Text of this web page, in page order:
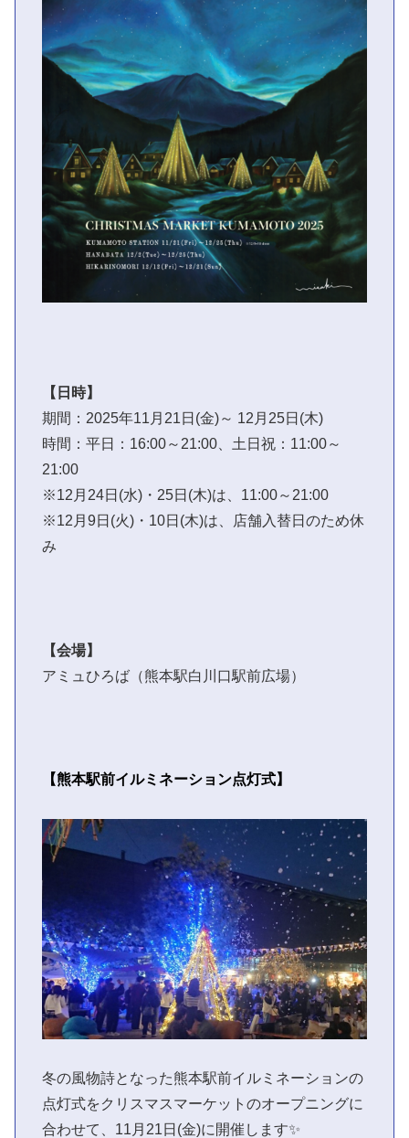
【日時】
期間：2025年11月21日(金)～ 12月25日(木)
時間：平日：16:00～21:00、土日祝：11:00～
21:00
※12月24日(水)・25日(木)は、11:00～21:00
※12月9日(火)・10日(木)は、店舗入替日のため休
み
【会場】
アミュひろば（熊本駅白川口駅前広場）
【熊本駅前イルミネーション点灯式】
冬の風物詩となった熊本駅前イルミネーションの
点灯式をクリスマスマーケットのオープニングに
合わせて、11月21日(金)に開催します✨